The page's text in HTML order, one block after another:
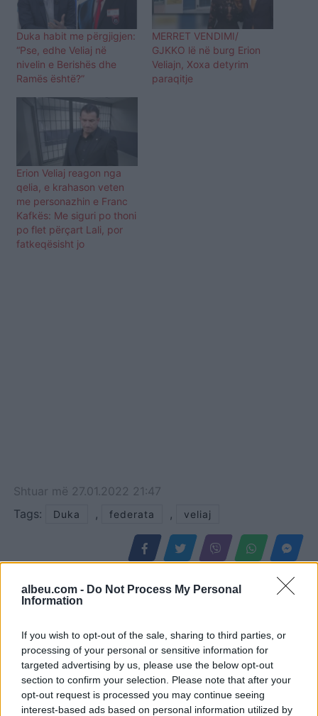
albeu.com - Do Not Process My Personal
Information
If you wish to opt-out of the sale, sharing to third parties, or
processing of your personal or sensitive information for
targeted advertising by us, please use the below opt-out
section to confirm your selection. Please note that after your
opt-out request is processed you may continue seeing
interest-based ads based on personal information utilized by
Duka habit me përgjigjen:
“Pse, edhe Veliaj në
nivelin e Berishës dhe
Ramës është?”
MERRET VENDIMI/
GJKKO lë në burg Erion
Veliajn, Xoxa detyrim
paraqitje
Erion Veliaj reagon nga
qelia, e krahason veten
me personazhin e Franc
Kafkës: Me siguri po thoni
po flet përçart Lali, por
fatkeqësisht jo
Shtuar më 27.01.2022 21:47
Tags:
Duka , federata , veliaj